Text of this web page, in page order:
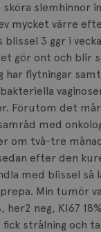
slemhinnor
mycket värre
3 ggr i
gör ont och blir
har flytningar samt
Förutom det
med
om två-tre
efter den
med blissel så
Min tumör
her2 neg, KI67
fick strålning och